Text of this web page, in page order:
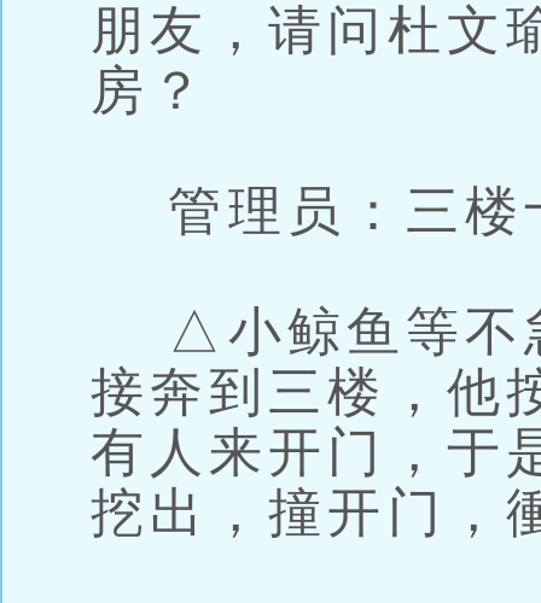
朋友，请问杜文
房？
管理员：三楼
△小鲸鱼等不
接奔到三楼，他
有人来开门，于
挖出，撞开门，